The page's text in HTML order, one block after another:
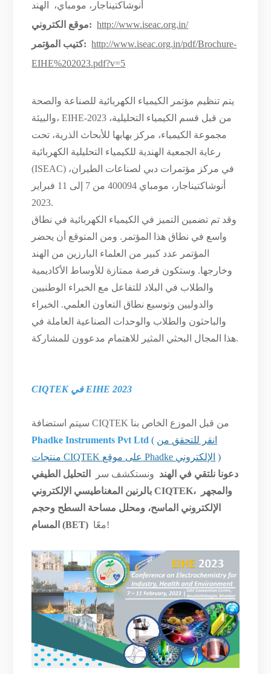
أنوشاكتيناجار، مومباي،
الهند
موقع الكتروني:http://www.iseac.org.in/
كتيب المؤتمر: http://www.iseac.org.in/pdf/Brochure-
EIHE%202023.pdf?v=5
يتم تنظيم مؤتمر الكيمياء الكهربائية للصناعة والصحة
والبيئة، EIHE-2023 من قبل قسم الكيمياء التحليلية،
مجموعة الكيمياء، مركز بهابها للأبحاث الذرية، تحت
رعاية الجمعية الهندية للكيمياء التحليلية الكهربائية
(ISEAC) في مركز مؤتمرات دبي لصناعات الطيران،
أنوشاكتيناجار، مومباي 400094 من 7 إلى 11 فبراير
2023.
وقد تم تضمين التميز في الكيمياء الكهربائية في نطاق
واسع في نطاق هذا المؤتمر. ومن المتوقع أن يحضر
المؤتمر عدد كبير من العلماء البارزين من الهند
وخارجها. وستكون فرصة ممتازة للأوساط الأكاديمية
والطلاب في البلاد للتفاعل مع الخبراء الوطنيين
والدوليين وتوسيع نطاق التعاون العلمي. الخبراء
والباحثون والطلاب والوحدات الصناعية العاملة في
هذا المجال البحثي المثير للاهتمام مدعوون للمشاركة.
CIQTEK في EIHE 2023
Phadke Instruments Pvt Ltd( انقر للتحقق من
منتجات CIQTEK على موقع Phadke الإلكتروني )
دعونا نلتقي في الهند ونستكشف سر
التحليل الطيفي
بالرنين المغناطيسي الإلكتروني CIQTEK،
الإلكتروني الماسح، ومحلل مساحة السطح وحجم
المسام (BET)
معًا!